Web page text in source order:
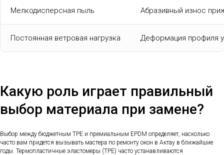
Мелкодисперсная пыль Абразивный износ
Постоянная ветровая нагрузка Деформация профиля
Какую роль играет правильный
выбор материала при замене?
Выбор между бюджетным TPE и премиальным EPDM определяет, насколько
часто вам придется вызывать мастера по ремонту окон в Актау в ближайшие
годы. Термопластичные эластомеры (TPE) часто устанавливаются